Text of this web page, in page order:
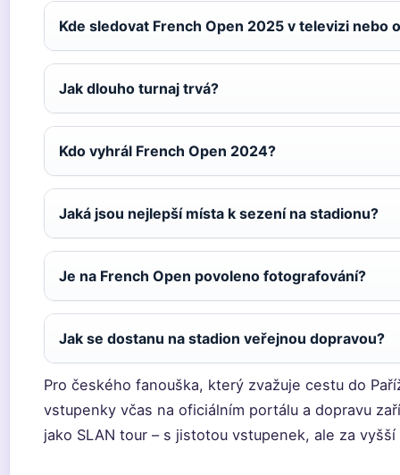
Kde sledovat French Open 2025 v televizi nebo
Jak dlouho turnaj trvá?
Kdo vyhrál French Open 2024?
Jaká jsou nejlepší místa k sezení na stadionu?
Je na French Open povoleno fotografování?
Jak se dostanu na stadion veřejnou dopravou?
Pro českého fanouška, který zvažuje cestu do
vstupenky včas na oficiálním portálu a dopravu
jako SLAN tour – s jistotou vstupenek, ale za vyšší